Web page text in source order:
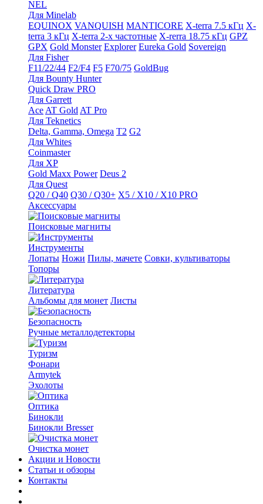
NEL
Для Minelab
EQUINOX VANQUISH MANTICORE X-terra 7.5 кГц X-
terra 3 кГц X-terra 2-х частотные X-rerra 18.75 кГц GPZ
GPX Gold Monster Explorer Eureka Gold Sovereign
Для Fisher
F11/22/44 F2/F4 F5 F70/75 GoldBug
Для Bounty Hunter
Quick Draw PRO
Для Garrett
Ace AT Gold AT Pro
Для Teknetics
Delta, Gamma, Omega Т2 G2
Для Whites
Coinmaster
Для XP
Gold Maxx Power Deus 2
Для Quest
Q20 / Q40 Q30 / Q30+ X5 / X10 / X10 PRO
Аксессуары
Поисковые магниты
Инструменты
Лопаты Ножи Пилы, мачете Совки, культиваторы
Топоры
Литература
Альбомы для монет Листы
Безопасность
Ручные металлодетекторы
Туризм
Фонари
Armytek
Эхолоты
Оптика
Бинокли
Бинокли Bresser
Очистка монет
Акции и Новости
Статьи и обзоры
Контакты